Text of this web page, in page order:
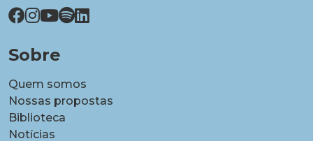
Sobre
Quem somos
Nossas propostas
Biblioteca
Notícias